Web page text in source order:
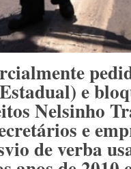
e
Nelsinho
e
de verba